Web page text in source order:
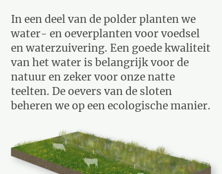
In een deel van de polder planten we
water- en oeverplanten voor voedsel
en waterzuivering. Een goede kwaliteit
van het water is belangrijk voor de
natuur en zeker voor onze natte
teelten. De oevers van de sloten
beheren we op een ecologische manier.